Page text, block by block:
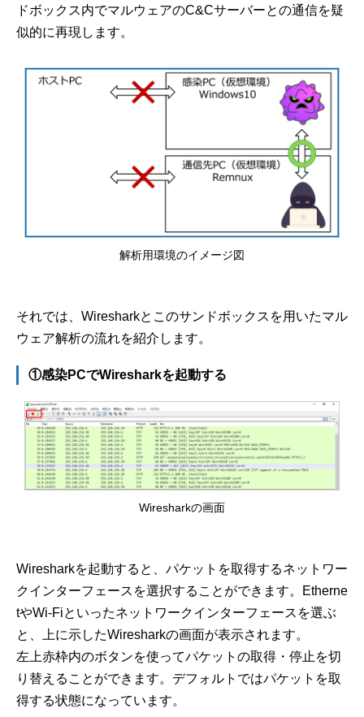
ドボックス内でマルウェアのC&Cサーバーとの通信を疑
似的に再現します。
解析用環境のイメージ図
それでは、Wiresharkとこのサンドボックスを用いたマル
ウェア解析の流れを紹介します。
①感染PCでWiresharkを起動する
Wiresharkの画面
Wiresharkを起動すると、パケットを取得するネットワー
クインターフェースを選択することができます。Etherne
tやWi-Fiといったネットワークインターフェースを選ぶ
と、上に示したWiresharkの画面が表示されます。
左上赤枠内のボタンを使ってパケットの取得・停止を切
り替えることができます。デフォルトではパケットを取
得する状態になっています。